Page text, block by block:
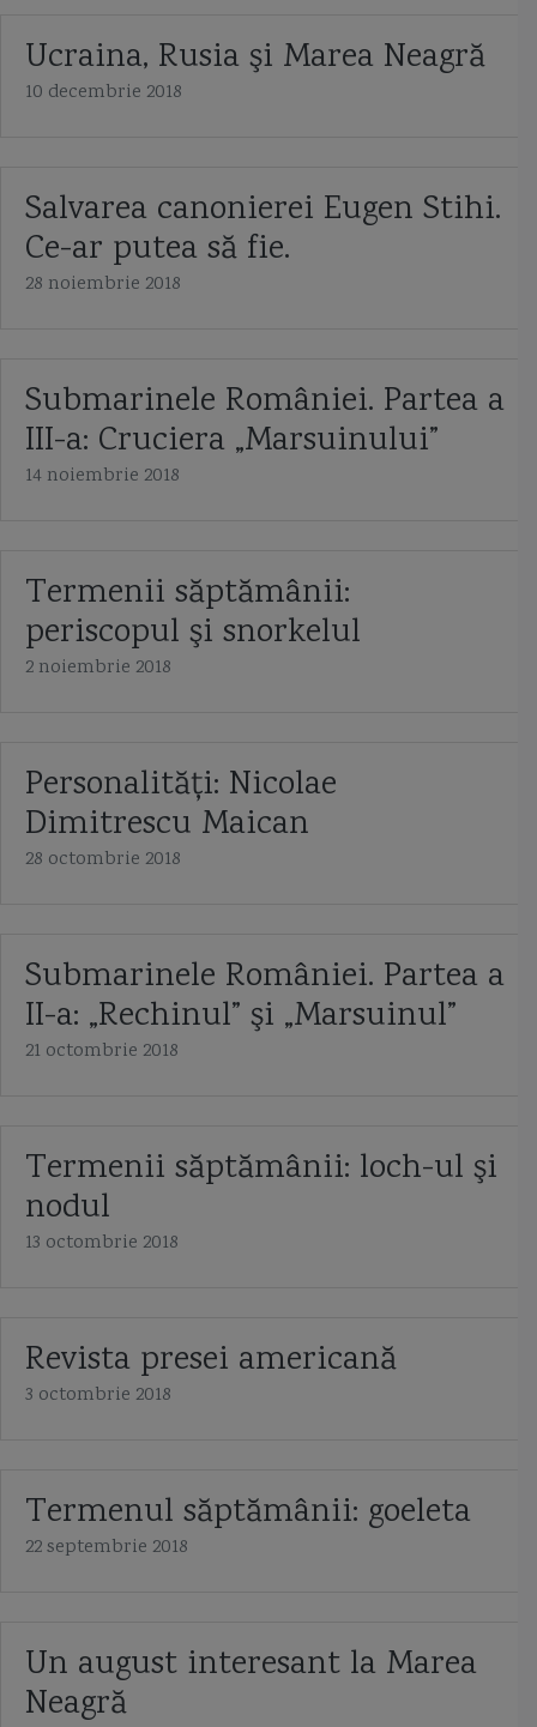
Ucraina, Rusia şi Marea Neagră
10 decembrie 2018
Salvarea canonierei Eugen Stihi.
Ce-ar putea să fie.
28 noiembrie 2018
Submarinele României. Partea a
III-a: Cruciera „Marsuinului”
14 noiembrie 2018
Termenii săptămânii:
periscopul şi snorkelul
2 noiembrie 2018
Personalităţi: Nicolae
Dimitrescu Maican
28 octombrie 2018
Submarinele României. Partea a
II-a: „Rechinul” şi „Marsuinul”
21 octombrie 2018
Termenii săptămânii: loch-ul şi
nodul
13 octombrie 2018
Revista presei americană
3 octombrie 2018
Termenul săptămânii: goeleta
22 septembrie 2018
Un august interesant la Marea
Neagră